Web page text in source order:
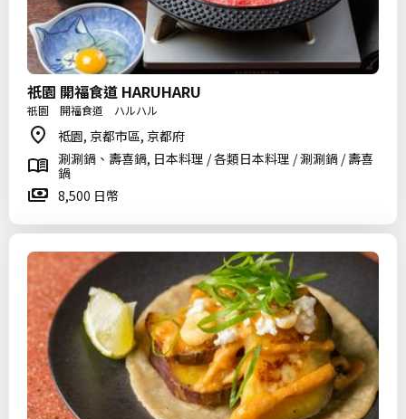
祇園 開福食道 HARUHARU
祇園 開福食道 ハルハル
祗園, 京都市區, 京都府
涮涮鍋、壽喜鍋, 日本料理 / 各類日本料理 / 涮涮鍋 / 壽喜
鍋
8,500 日幣